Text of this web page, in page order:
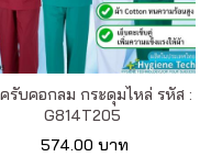
รับคอกลม กระดุมไหล่ รหัส :
G814T205
574.00 บาท